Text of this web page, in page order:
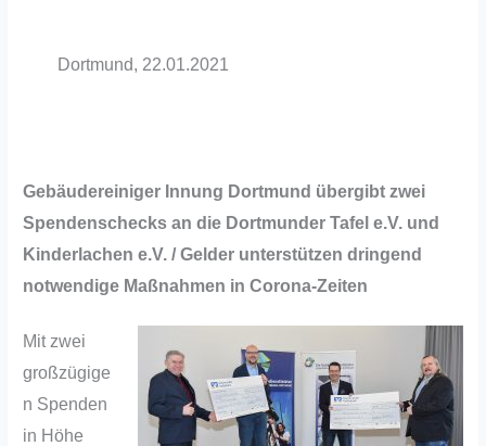
Dortmund, 22.01.2021
Gebäudereiniger Innung Dortmund übergibt zwei
Spendenschecks an die Dortmunder Tafel e.V. und
Kinderlachen e.V. / Gelder unterstützen dringend
notwendige Maßnahmen in Corona-Zeiten
Mit zwei
großzügige
n Spenden
in Höhe